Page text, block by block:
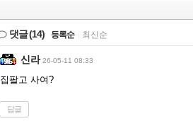
댓글(14) 등록순 최신순
신라 26-05-11 08:33
집팔고 사여?
답글